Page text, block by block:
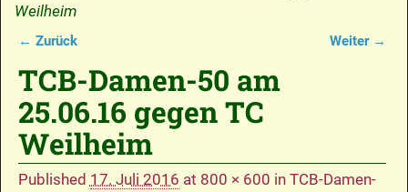
Weilheim
← Zurück Weiter →
TCB-Damen-50 am
25.06.16 gegen TC
Weilheim
Published 17. Juli 2016 at 800 × 600 in TCB-Damen-